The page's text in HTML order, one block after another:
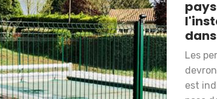
Les
est